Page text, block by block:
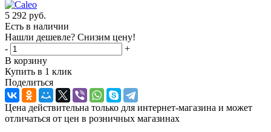
5 292 руб.
Есть в наличии
Нашли дешевле? Снизим цену!
-
+
В корзину
Купить в 1 клик
Поделиться
Цена действительна только для интернет-магазина и может
отличаться от цен в розничных магазинах